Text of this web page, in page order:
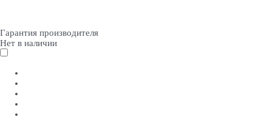
Гарантия производителя
Нет в наличии